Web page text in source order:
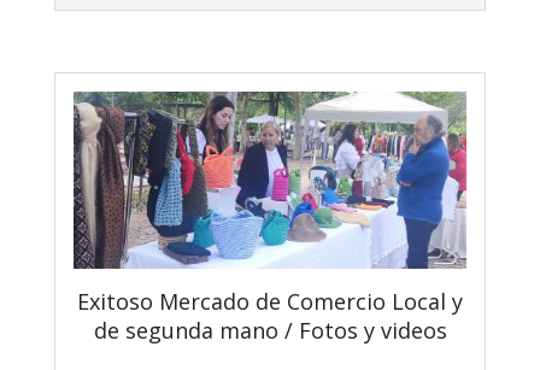
Exitoso Mercado de Comercio Local y
de segunda mano / Fotos y videos